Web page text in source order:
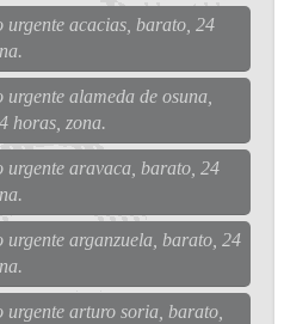
urgente acacias, barato, 24
urgente alameda de osuna,
horas, zona.
urgente aravaca, barato, 24
urgente arganzuela, barato, 24
urgente arturo soria, barato,